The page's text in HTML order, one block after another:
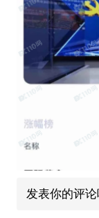
发表你的评